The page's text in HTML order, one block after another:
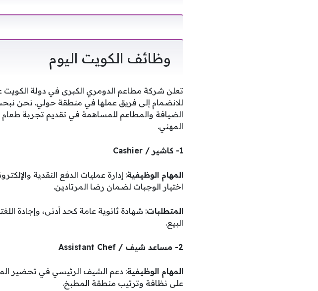
وظائف الكويت اليوم
تعلن شركة مطاعم الدومري الكبرى في دولة
للانضمام إلى فريق عملها في منطقة حولي. نحن
الضيافة والمطاعم للمساهمة في تقديم تجربة
المهني.
1- كاشير / Cashier
المهام الوظيفية: إدارة عمليات الدفع النقدية
اختيار الوجبات لضمان رضا المرتادين.
المتطلبات: شهادة ثانوية عامة كحد أدنى، وإجادة
البيع.
2- مساعد شيف / Assistant Chef
المهام الوظيفية: دعم الشيف الرئيسي في تحضير
على نظافة وترتيب منطقة المطبخ.